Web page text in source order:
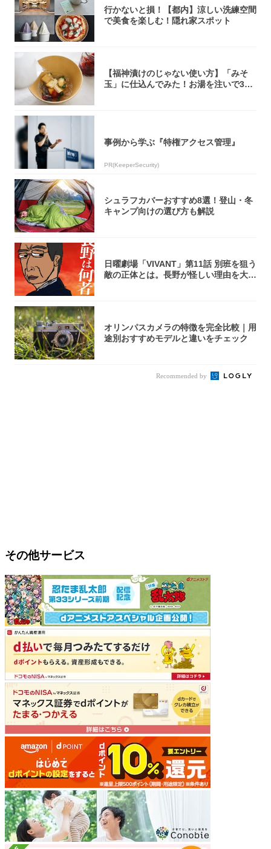
行かないと損！【都内】涼しい洗練空間
で美食を楽しむ！隠れ家スポット
【福神漬けのじゃない使い方】「みそ
玉」に仕込んでみた！お湯を注いで30
事例から学ぶ『特権アクセス管理』
PR(KeeperSecurity)
シュラフカバーおすすめ8選！登山・冬
キャンプ向けの選び方も解説
日曜劇場「VIVANT」第11話 別班を狙う
敵の正体とは。長野が怪しい理由を大
オリンパスカメラの特徴を完全比較｜用
途別おすすめモデルと違いをチェック
Recommended by
その他サービス